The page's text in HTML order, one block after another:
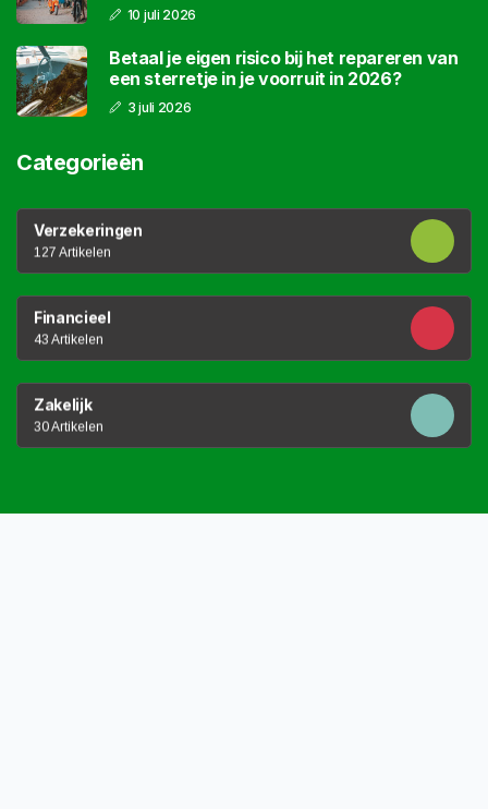
10 juli 2026
Betaal je eigen risico bij het repareren van
een sterretje in je voorruit in 2026?
3 juli 2026
Categorieën
Verzekeringen
127 Artikelen
Financieel
43 Artikelen
Zakelijk
30 Artikelen